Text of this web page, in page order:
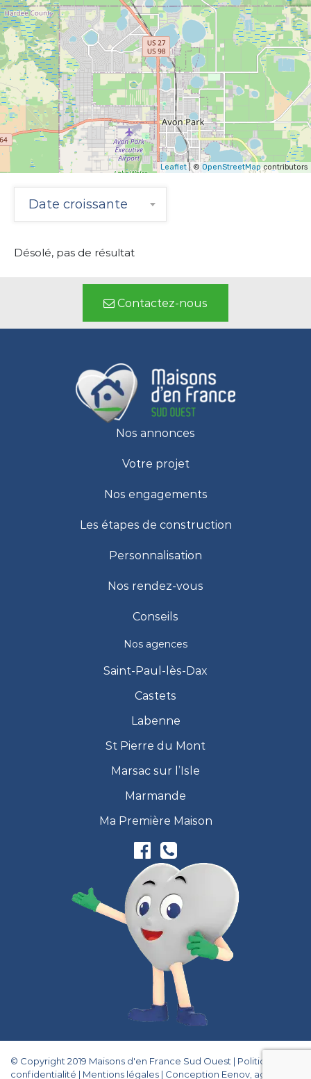
Leaflet| © OpenStreetMap contributors
Date croissante
Désolé, pas de résultat
Contactez-nous
Nos annonces
Votre projet
Nos engagements
Les étapes de construction
Personnalisation
Nos rendez-vous
Conseils
Nos agences
Saint-Paul-lès-Dax
Castets
Labenne
St Pierre du Mont
Marsac sur l’Isle
Marmande
Ma Première Maison
© Copyright 2019 Maisons d'en France Sud Ouest | Politique de
confidentialité | Mentions légales | Conception Eenov, agence